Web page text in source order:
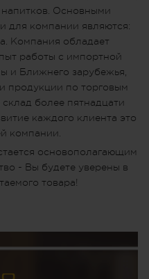
напитков. Основными
для компании являются:
Компания обладает
работы с импортной
и Ближнего зарубежья,
продукции по торговым
более пятнадцати
каждого клиента это
компании.
основополагающим
- Вы будете уверены в
товара!